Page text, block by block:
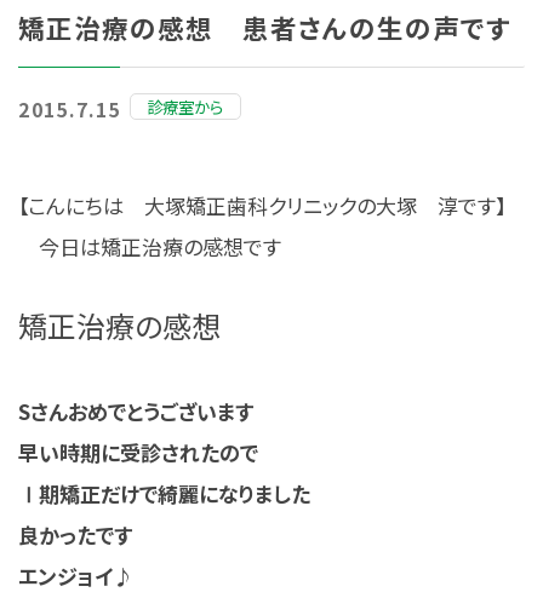
矯正治療の感想 患者さんの生の声です
2015.7.15 診療室から
【こんにちは 大塚矯正歯科クリニックの大塚 淳です】
今日は矯正治療の感想です
矯正治療の感想
Sさんおめでとうございます
早い時期に受診されたので
Ⅰ期矯正だけで綺麗になりました
良かったです
エンジョイ♪